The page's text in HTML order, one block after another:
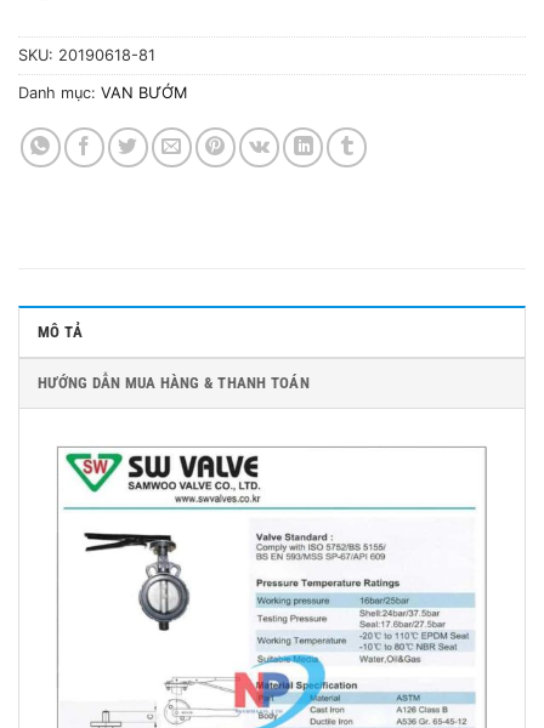
SKU: 20190618-81
Danh mục: VAN BƯỚM
MÔ TẢ
HƯỚNG DẪN MUA HÀNG & THANH TOÁN